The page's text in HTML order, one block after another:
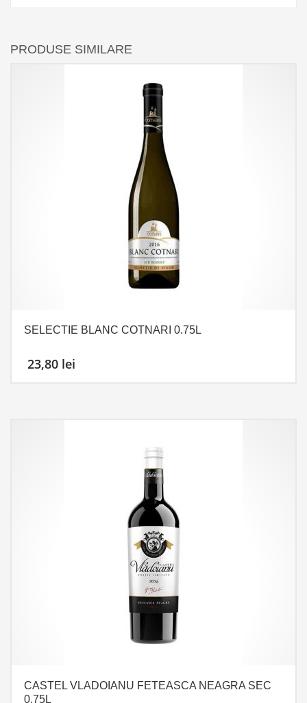
PRODUSE SIMILARE
SELECTIE BLANC COTNARI 0.75L
23,80 lei
CASTEL VLADOIANU FETEASCA NEAGRA SEC
0.75L